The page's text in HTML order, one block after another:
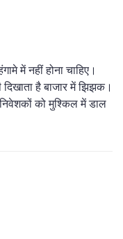
में नहीं होना चाहिए।
है बाजार में झिझक।
को मुश्किल में डाल